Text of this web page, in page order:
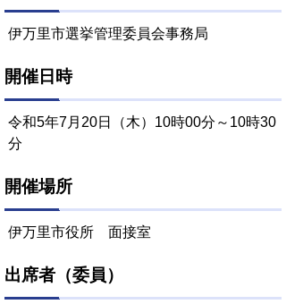
伊万里市選挙管理委員会事務局
開催日時
令和5年7月20日（木）10時00分～10時30
分
開催場所
伊万里市役所 面接室
出席者（委員）